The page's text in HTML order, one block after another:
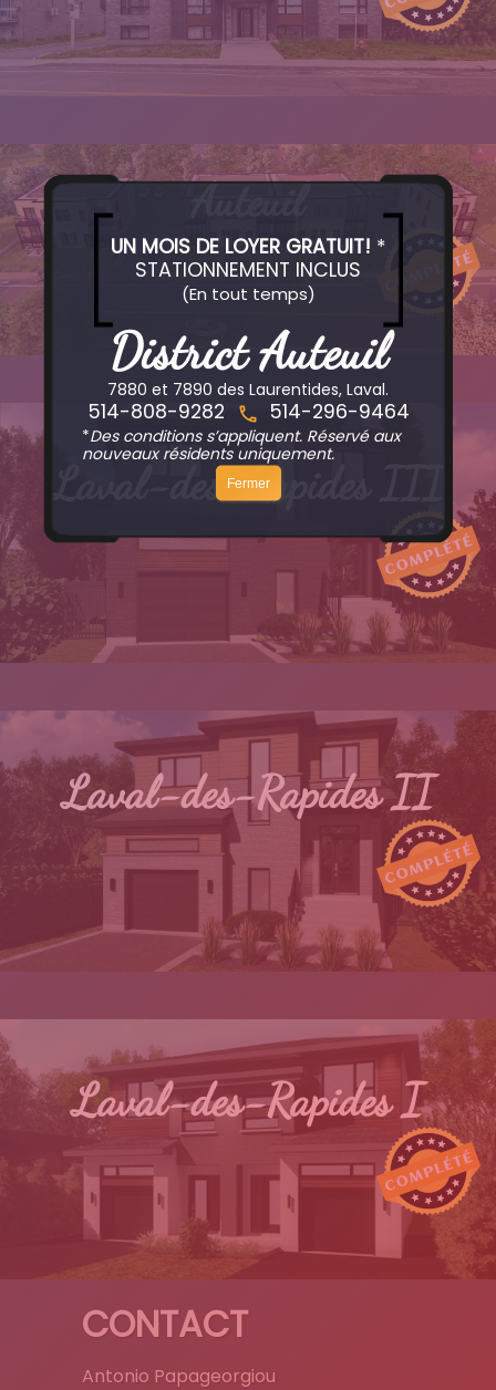
Auteuil
Laval-des-Rapides III
Laval-des-Rapides II
Laval-des-Rapides I
CONTACT
Antonio Papageorgiou
UN MOIS DE LOYER GRATUIT! *
STATIONNEMENT INCLUS
(En tout temps)
District Auteuil
7880 et 7890 des Laurentides, Laval.
514-808-9282 N 514-296-9464
*Des conditions s’appliquent. Réservé aux
nouveaux résidents uniquement.
Fermer